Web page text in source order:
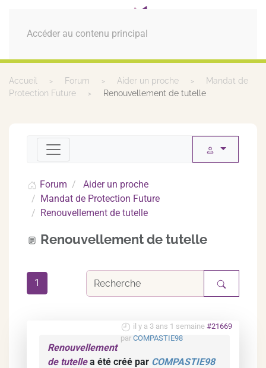
Accéder au contenu principal
MENU
Accueil Forum Aider un proche
Mandat de
Protection Future
Renouvellement de tutelle
Forum
Aider un proche
Mandat de Protection Future
Renouvellement de tutelle
Renouvellement de tutelle
1
il y a 3 ans 1 semaine #21669
par COMPASTIE98
Renouvellement
de tutellea été créé par COMPASTIE98